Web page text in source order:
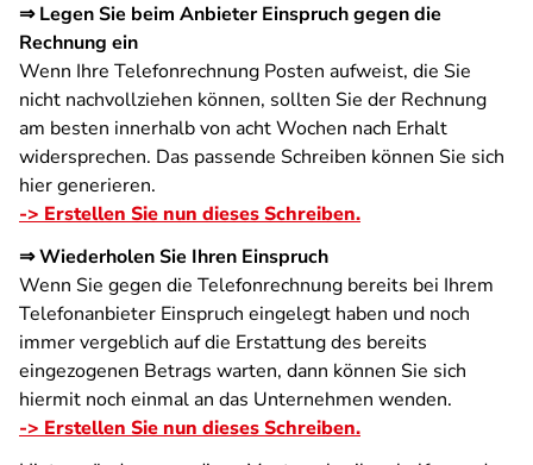
⇒ Legen Sie beim Anbieter Einspruch gegen die
Rechnung ein
Wenn Ihre Telefonrechnung Posten aufweist, die Sie
nicht nachvollziehen können, sollten Sie der Rechnung
am besten innerhalb von acht Wochen nach Erhalt
widersprechen. Das passende Schreiben können Sie sich
hier generieren.
-> Erstellen Sie nun dieses Schreiben.
⇒ Wiederholen Sie Ihren Einspruch
Wenn Sie gegen die Telefonrechnung bereits bei Ihrem
Telefonanbieter Einspruch eingelegt haben und noch
immer vergeblich auf die Erstattung des bereits
eingezogenen Betrags warten, dann können Sie sich
hiermit noch einmal an das Unternehmen wenden.
-> Erstellen Sie nun dieses Schreiben.